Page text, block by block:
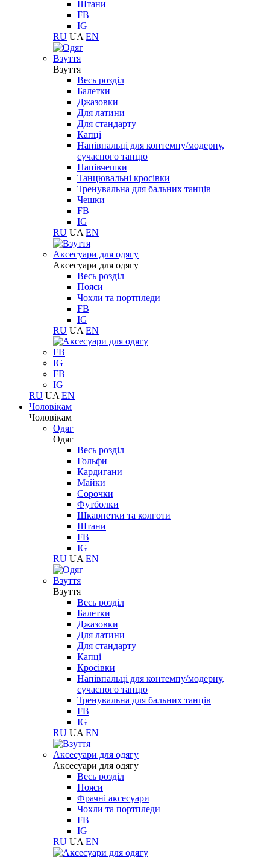
Штани
FB
IG
RU UA EN
Взуття
Взуття
Весь розділ
Балетки
Джазовки
Для латини
Для стандарту
Капці
Напівпальці для контемпу/модерну,
сучасного танцю
Напівчешки
Танцювальні кросівки
Тренувальна для бальних танців
Чешки
FB
IG
RU UA EN
Aксесуари для одягу
Aксесуари для одягу
Весь розділ
Пояси
Чохли та портпледи
FB
IG
RU UA EN
FB
IG
FB
IG
RU UA EN
Чоловікам
Чоловікам
Одяг
Одяг
Весь розділ
Гольфи
Кардигани
Майки
Сорочки
Футболки
Шкарпетки та колготи
Штани
FB
IG
RU UA EN
Взуття
Взуття
Весь розділ
Балетки
Джазовки
Для латини
Для стандарту
Капці
Кросівки
Напівпальці для контемпу/модерну,
сучасного танцю
Тренувальна для бальних танців
FB
IG
RU UA EN
Aксесуари для одягу
Aксесуари для одягу
Весь розділ
Пояси
Фрачні аксесуари
Чохли та портпледи
FB
IG
RU UA EN